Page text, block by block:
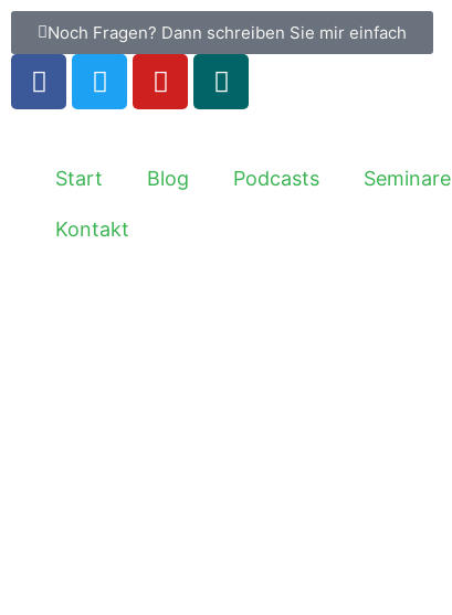
Noch Fragen? Dann schreiben Sie mir einfach
Start Blog Podcasts Seminare
Kontakt